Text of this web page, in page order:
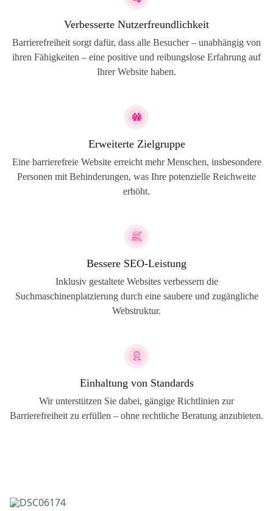
Verbesserte Nutzerfreundlichkeit
Barrierefreiheit sorgt dafür, dass alle Besucher – unabhängig von
ihren Fähigkeiten – eine positive und reibungslose Erfahrung auf
Ihrer Website haben.
Erweiterte Zielgruppe
Eine barrierefreie Website erreicht mehr Menschen, insbesondere
Personen mit Behinderungen, was Ihre potenzielle Reichweite
erhöht.
Bessere SEO-Leistung
Inklusiv gestaltete Websites verbessern die
Suchmaschinenplatzierung durch eine saubere und zugängliche
Webstruktur.
Einhaltung von Standards
Wir unterstützen Sie dabei, gängige Richtlinien zur
Barrierefreiheit zu erfüllen – ohne rechtliche Beratung anzubieten.